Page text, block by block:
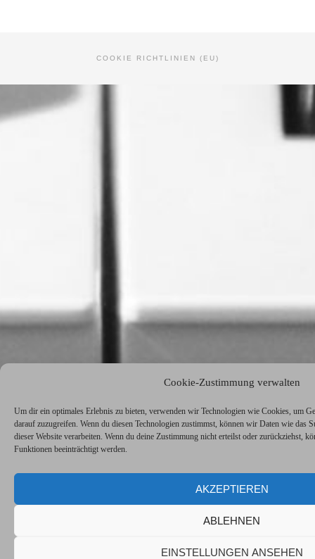
Cookie-Zustimmung verwalten
Um dir ein optimales Erlebnis zu bieten, verwenden wir Technologien wie Cookies, um
darauf zuzugreifen. Wenn du diesen Technologien zustimmst, können wir Daten wie das
dieser Website verarbeiten. Wenn du deine Zustimmung nicht erteilst oder zurückziehst,
Funktionen beeinträchtigt werden.
AKZEPTIEREN
ABLEHNEN
EINSTELLUNGEN ANSEHEN
COOKIE RICHTLINIEN (EU)